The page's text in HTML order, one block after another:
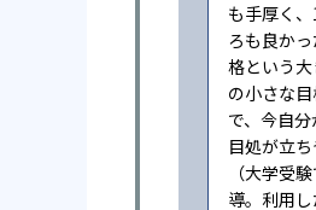
も手厚く
ろも良か
格という
の小さな
で、今自分
目処が立
（大学受
導。利用